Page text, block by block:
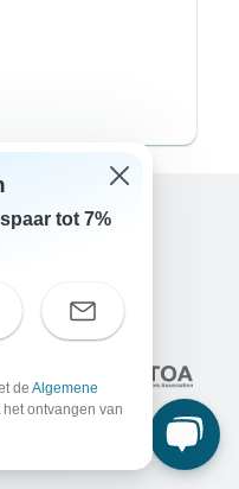
tot 7%
de Algemene
het ontvangen van